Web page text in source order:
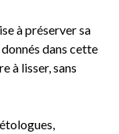
à préserver sa
dans cette
à lisser, sans